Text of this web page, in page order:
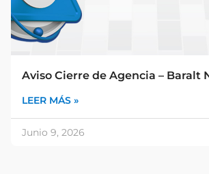
Aviso Cierre de Agencia – Baralt
LEER MÁS »
Junio 9, 2026